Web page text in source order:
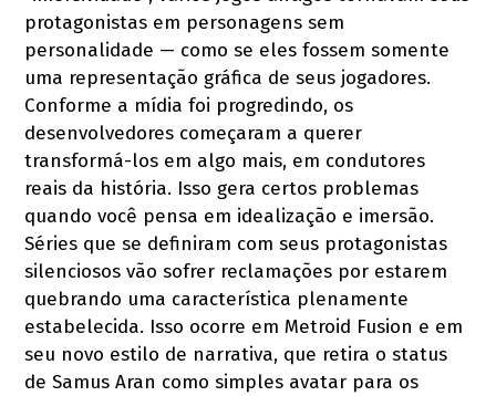
protagonistas em personagens sem
personalidade — como se eles fossem somente
uma representação gráfica de seus jogadores.
Conforme a mídia foi progredindo, os
desenvolvedores começaram a querer
transformá-los em algo mais, em condutores
reais da história. Isso gera certos problemas
quando você pensa em idealização e imersão.
Séries que se definiram com seus protagonistas
silenciosos vão sofrer reclamações por estarem
quebrando uma característica plenamente
estabelecida. Isso ocorre em Metroid Fusion e em
seu novo estilo de narrativa, que retira o status
de Samus Aran como simples avatar para os